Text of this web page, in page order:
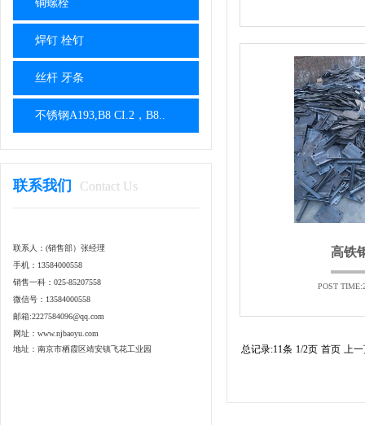
铜螺栓
焊钉 栓钉
丝杆 牙条
不锈钢A193,B8 CI.2，B8..
联系我们 Contact Us
联系人：(销售部）张经理
手机：13584000558
销售一科：025-85207558
微信号：13584000558
邮箱:2227584096@qq.com
网址：www.njbaoyu.com
地址：南京市栖霞区靖安镇飞花工业园
高铁
POST
总记录:11条 1/2页 首页 上